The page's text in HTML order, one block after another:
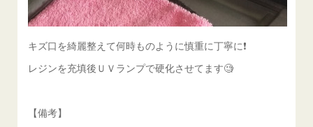
キズ口を綺麗整えて何時ものように慎重に丁寧に❗️
レジンを充填後ＵＶランプで硬化させてます🧐
【備考】